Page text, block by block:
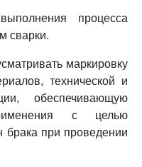
процесса
сварки.
маркировку
технической и
обеспечивающую
с целью
при проведении